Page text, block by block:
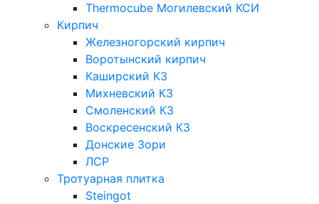
Thermocube Могилевский КСИ
Кирпич
Железногорский кирпич
Воротынский кирпич
Каширский КЗ
Михневский КЗ
Смоленский КЗ
Воскресенский КЗ
Донские Зори
ЛСР
Тротуарная плитка
Steingot